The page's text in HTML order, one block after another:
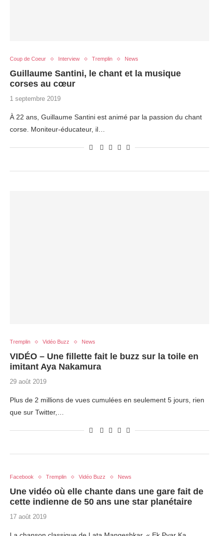
Coup de Coeur Interview Tremplin News
Guillaume Santini, le chant et la musique
corses au cœur
1 septembre 2019
À 22 ans, Guillaume Santini est animé par la passion du chant
corse. Moniteur-éducateur, il…
Tremplin Vidéo Buzz News
VIDÉO – Une fillette fait le buzz sur la toile en
imitant Aya Nakamura
29 août 2019
Plus de 2 millions de vues cumulées en seulement 5 jours, rien
que sur Twitter,…
Facebook Tremplin Vidéo Buzz News
Une vidéo où elle chante dans une gare fait de
cette indienne de 50 ans une star planétaire
17 août 2019